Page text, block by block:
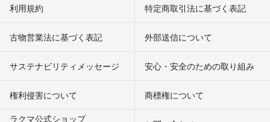
利用規約 特定商取引法に基づく表記
古物営業法に基づく表記 外部送信について
サステナビリティメッセージ 安心・安全のための取り組み
権利侵害について
商標権について
ラクマ公式ショップ